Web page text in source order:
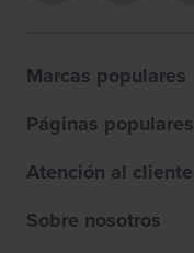
Marcas populares
Páginas populares
Atención al cliente
Sobre nosotros